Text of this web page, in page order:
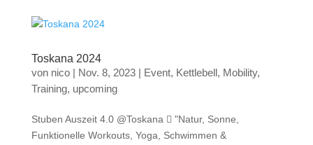
Toskana 2024
von nico| Nov. 8, 2023| Event, Kettlebell, Mobility,
Training, upcoming
Stuben Auszeit 4.0 @Toskana  "Natur, Sonne,
Funktionelle Workouts, Yoga, Schwimmen &